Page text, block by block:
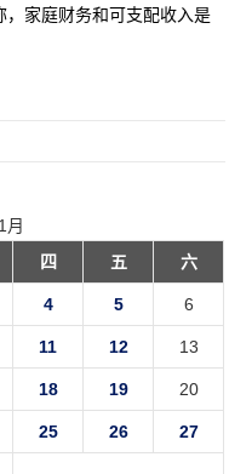
家庭财务和可支配收入是
月
四 五 六
4 5 6
11 12 13
18 19 20
25 26 27